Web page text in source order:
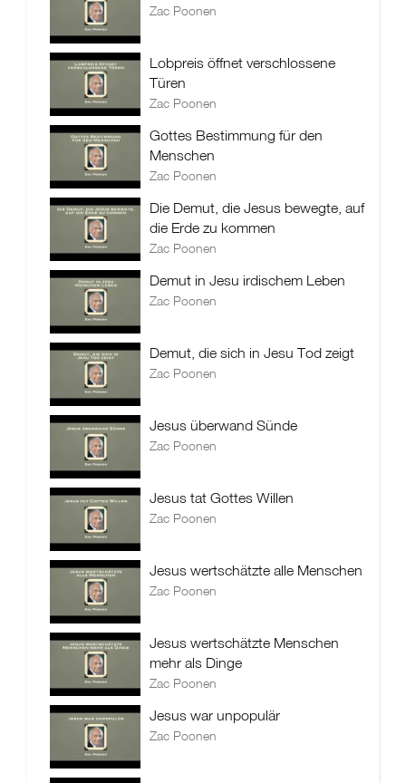
Zac Poonen
Lobpreis öffnet verschlossene
Türen
Zac Poonen
Gottes Bestimmung für den
Menschen
Zac Poonen
Die Demut, die Jesus bewegte, auf
die Erde zu kommen
Zac Poonen
Demut in Jesu irdischem Leben
Zac Poonen
Demut, die sich in Jesu Tod zeigt
Zac Poonen
Jesus überwand Sünde
Zac Poonen
Jesus tat Gottes Willen
Zac Poonen
Jesus wertschätzte alle Menschen
Zac Poonen
Jesus wertschätzte Menschen
mehr als Dinge
Zac Poonen
Jesus war unpopulär
Zac Poonen